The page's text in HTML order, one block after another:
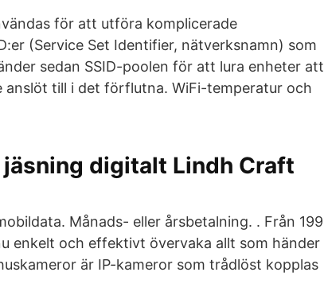
för att utföra komplicerade
(Service Set Identifier, nätverksnamn) som
sedan SSID-poolen för att lura enheter att
till i det förflutna. WiFi-temperatur och
jäsning digitalt Lindh Craft
Månads- eller årsbetalning. ​. Från 199
enkelt och effektivt övervaka allt som händer
är IP-kameror som trådlöst kopplas